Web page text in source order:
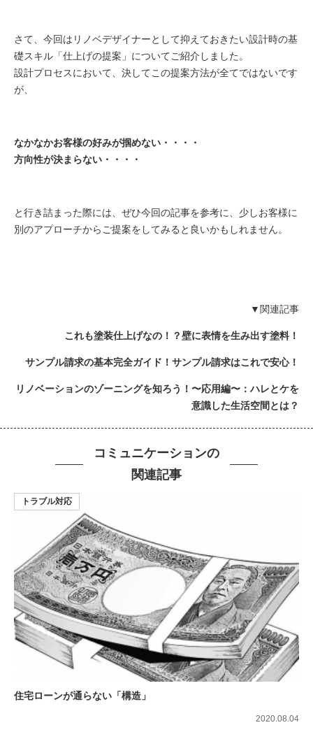
さて、今回はリノベデザイナーとして抑えておきたい設計時の基
礎スキル「仕上げの提案」についてご紹介しました。
設計プロセスにおいて、決してこの提案方法が全てではないです
が、
なかなかお客様の好みが掴めない・・・・
方向性が決まらない・・・・
と行き詰まった際には、ぜひ今回の記事を参考に、少しお客様に
別のアプローチからご提案をしてみると良いかもしれません。
▼関連記事
これも塗装仕上げなの！？壁に表情を生み出す塗料！
サンプル請求の基本完全ガイド！サンプル請求はこれで安心！
リノベーションのゾーニングを知ろう！〜応用編〜：ハレとケを
意識した生活空間とは？
コミュニケーションの
関連記事
住宅ローンが通らない「構造」
トラブル対応
2020.08.04